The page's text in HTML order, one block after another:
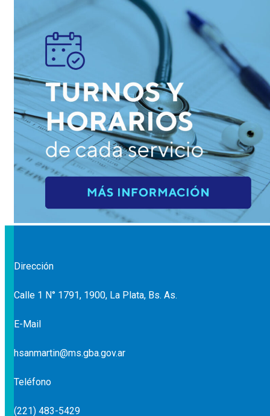
Dirección
Calle 1 N° 1791, 1900, La Plata, Bs. As.
E-Mail
hsanmartin@ms.gba.gov.ar
Teléfono
(221) 483-5429